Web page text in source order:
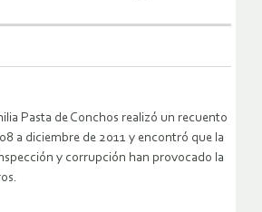
Pasta de Conchos realizó un recuento
a diciembre de 2011 y encontró que la
y corrupción han provocado la